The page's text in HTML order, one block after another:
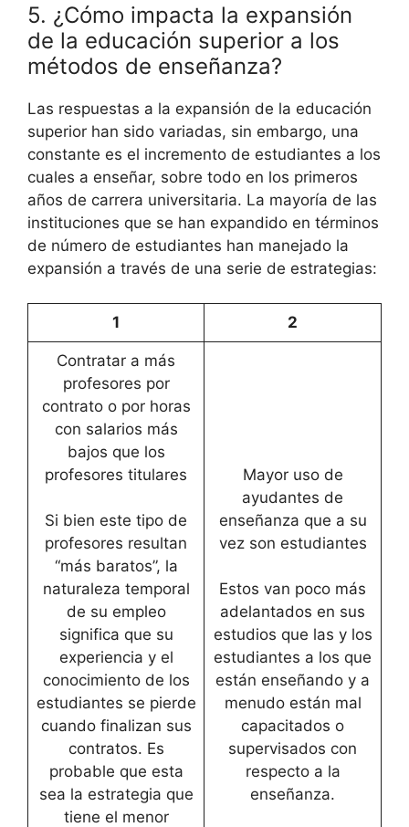
5. ¿Cómo impacta la expansión
de la educación superior a los
métodos de enseñanza?
Las respuestas a la expansión de la educación
superior han sido variadas, sin embargo, una
constante es el incremento de estudiantes a los
cuales a enseñar, sobre todo en los primeros
años de carrera universitaria. La mayoría de las
instituciones que se han expandido en términos
de número de estudiantes han manejado la
expansión a través de una serie de estrategias:
1 2
Contratar a más
profesores por
contrato o por horas
con salarios más
bajos que los
profesores titulares
Si bien este tipo de
profesores resultan
“más baratos”, la
naturaleza temporal
de su empleo
significa que su
experiencia y el
conocimiento de los
estudiantes se pierde
cuando finalizan sus
contratos. Es
probable que esta
sea la estrategia que
tiene el menor
Mayor uso de
ayudantes de
enseñanza que a su
vez son estudiantes
Estos van poco más
adelantados en sus
estudios que las y los
estudiantes a los que
están enseñando y a
menudo están mal
capacitados o
supervisados ​​con
respecto a la
enseñanza.